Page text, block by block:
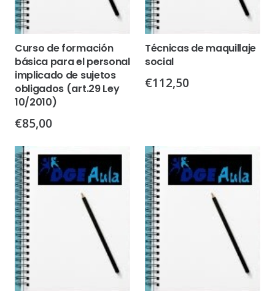
Curso de formación
básica para el personal
implicado de sujetos
obligados (art.29 Ley
10/2010)
€85,00
Técnicas de maquillaje
social
€112,50